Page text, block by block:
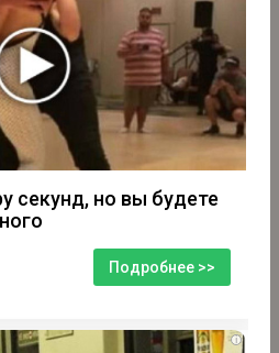
секунд, но вы будете
Подробнее >>
i